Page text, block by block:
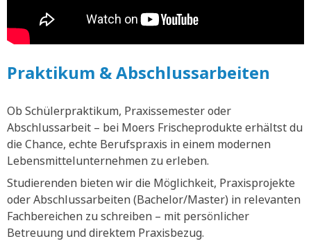
Praktikum & Abschlussarbeiten
Ob Schülerpraktikum, Praxissemester oder
Abschlussarbeit – bei Moers Frischeprodukte erhältst du
die Chance, echte Berufspraxis in einem modernen
Lebensmittelunternehmen zu erleben.
Studierenden bieten wir die Möglichkeit, Praxisprojekte
oder Abschlussarbeiten (Bachelor/Master) in relevanten
Fachbereichen zu schreiben – mit persönlicher
Betreuung und direktem Praxisbezug.